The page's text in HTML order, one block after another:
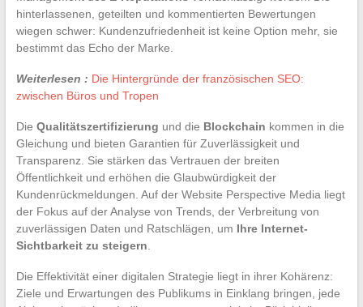
hinterlassenen, geteilten und kommentierten Bewertungen
wiegen schwer: Kundenzufriedenheit ist keine Option mehr, sie
bestimmt das Echo der Marke.
Weiterlesen : Die Hintergründe der französischen SEO:
zwischen Büros und Tropen
Die Qualitätszertifizierung und die Blockchain kommen in die
Gleichung und bieten Garantien für Zuverlässigkeit und
Transparenz. Sie stärken das Vertrauen der breiten
Öffentlichkeit und erhöhen die Glaubwürdigkeit der
Kundenrückmeldungen. Auf der Website Perspective Media liegt
der Fokus auf der Analyse von Trends, der Verbreitung von
zuverlässigen Daten und Ratschlägen, um Ihre Internet-
Sichtbarkeit zu steigern
Die Effektivität einer digitalen Strategie liegt in ihrer Kohärenz:
Ziele und Erwartungen des Publikums in Einklang bringen, jede